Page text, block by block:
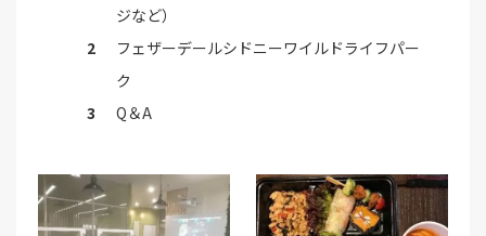
ジなど）
フェザーデールシドニーワイルドライフパー
ク
Q＆A